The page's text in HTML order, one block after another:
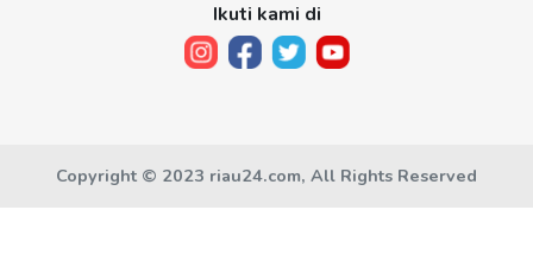
Ikuti kami di
Copyright © 2023 riau24.com, All Rights Reserved